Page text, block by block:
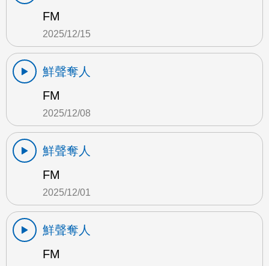
FM
2025/12/15
鮮聲奪人
FM
2025/12/08
鮮聲奪人
FM
2025/12/01
鮮聲奪人
FM